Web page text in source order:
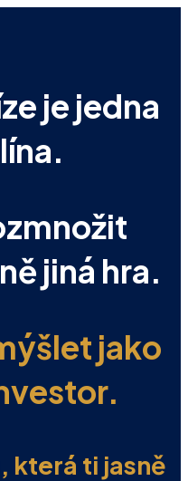
je jedna
jiná hra.
jako
která ti jasně